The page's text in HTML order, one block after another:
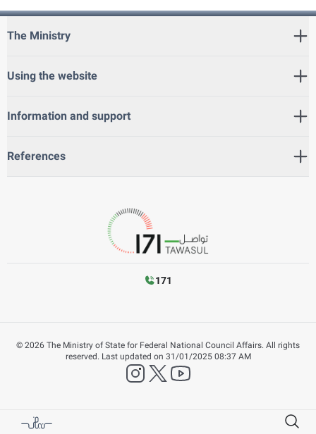
The Ministry
Using the website
Information and support
References
171
© 2026 The Ministry of State for Federal National Council Affairs. All rights
reserved. Last updated on 31/01/2025 08:37 AM
instagram
twitter